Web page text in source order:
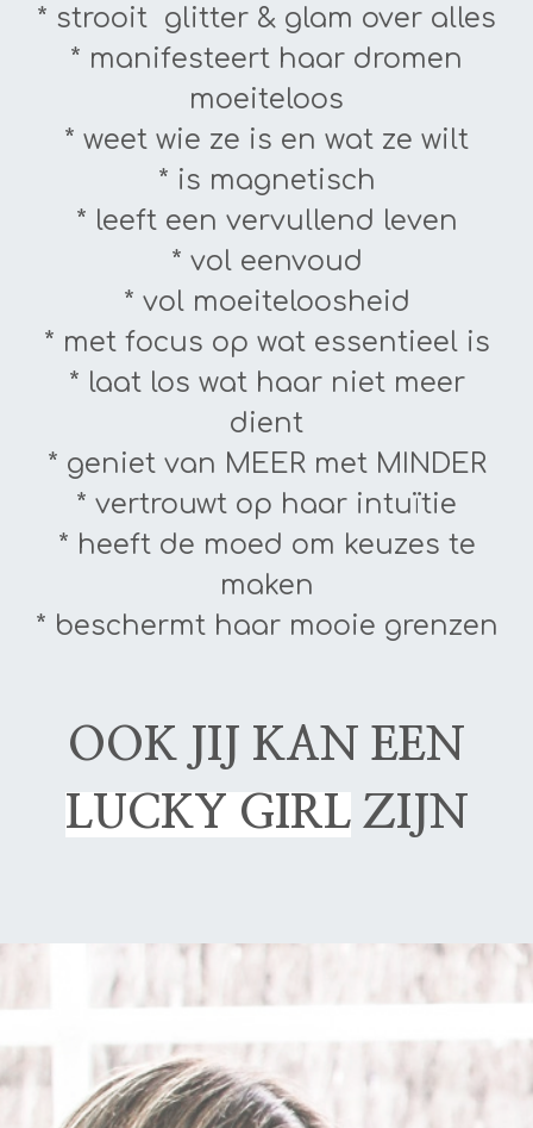
* strooit glitter & glam over alles
* manifesteert haar dromen
moeiteloos
* weet wie ze is en wat ze wilt
* is magnetisch
* leeft een vervullend leven
* vol eenvoud
* vol moeiteloosheid
* met focus op wat essentieel is
* laat los wat haar niet meer
dient
* geniet van MEER met MINDER
* vertrouwt op haar intuïtie
* heeft de moed om keuzes te
maken
* beschermt haar mooie grenzen
OOK JIJ KAN EEN
LUCKY GIRLZIJN